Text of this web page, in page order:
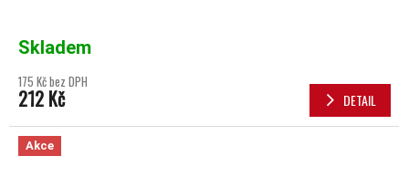
Skladem
175 Kč bez DPH
212 Kč DETAIL
Akce